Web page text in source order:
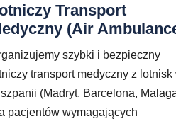
Transport
(Air
szybki i bezpieczny
transport medyczny z lotnisk
(Madryt, Barcelona,
pacjentów wymagających